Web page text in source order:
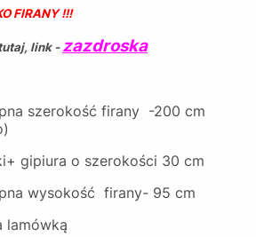
FIRANY !!!
link -zazdroska
szerokość firany -200 cm
gipiura o szerokości 30 cm
wysokość firany- 95 cm
lamówką